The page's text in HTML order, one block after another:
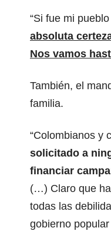
“Si fue mi
absoluta
Nos vamos
También, el
familia.
“Colombianos y
solicitado a
financiar
(…) Claro que
todas las
gobierno